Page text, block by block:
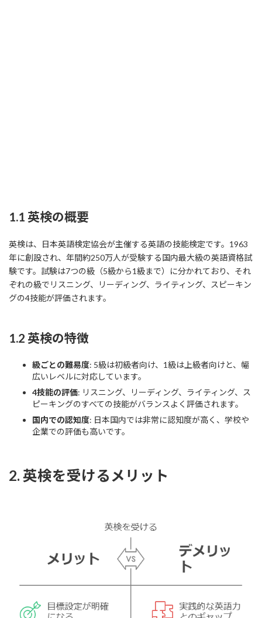
1.1 英検の概要
英検は、日本英語検定協会が主催する英語の技能検定です。1963
年に創設され、年間約250万人が受験する国内最大級の英語資格試
験です。試験は7つの級（5級から1級まで）に分かれており、それ
ぞれの級でリスニング、リーディング、ライティング、スピーキン
グの4技能が評価されます。
1.2 英検の特徴
級ごとの難易度: 5級は初級者向け、1級は上級者向けと、幅
広いレベルに対応しています。
4技能の評価: リスニング、リーディング、ライティング、ス
ピーキングのすべての技能がバランスよく評価されます。
国内での認知度: 日本国内では非常に認知度が高く、学校や
企業での評価も高いです。
2. 英検を受けるメリット